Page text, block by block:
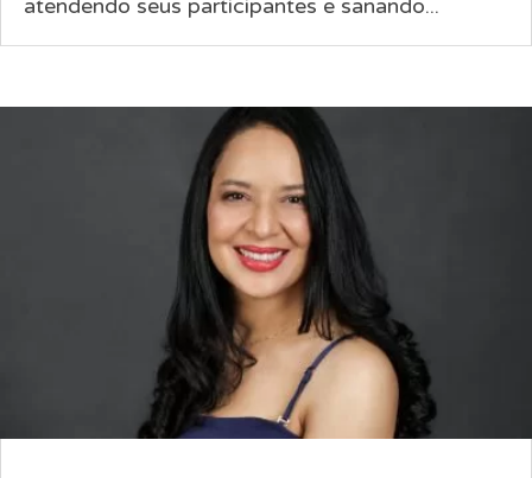
atendendo seus participantes e sanando...